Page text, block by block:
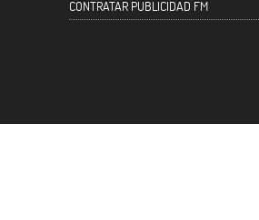
CONTRATAR PUBLICIDAD FM